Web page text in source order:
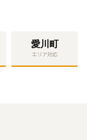
愛川町
エリア対応